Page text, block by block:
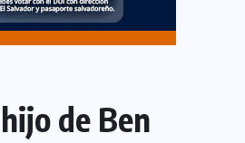
de Ben